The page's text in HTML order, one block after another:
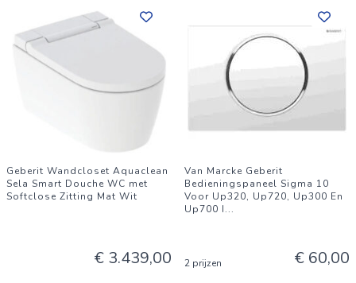
Geberit Wandcloset Aquaclean
Sela Smart Douche WC met
Softclose Zitting Mat Wit
€ 3.439,00
Van Marcke Geberit
Bedieningspaneel Sigma 10
Voor Up320, Up720, Up300 En
Up700 I...
2 prijzen € 60,00